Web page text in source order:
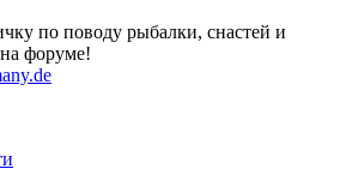
по поводу рыбалки, снастей и
форуме!